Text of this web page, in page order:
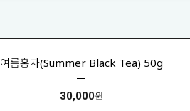
여름홍차(Summer Black Tea) 50g
30,000원